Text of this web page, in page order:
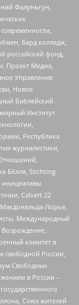
Фалуньгун,
Бард колледж,
российский фонд,
Проект Медиа,
Управление
Новое
Библейский
Институт
Республика
журналистики,
Бёлля, Stichting
инициативы
Calvert 22
Лорье,
Международный
комитет в
России,
Свободных
в России –
Союз жителей